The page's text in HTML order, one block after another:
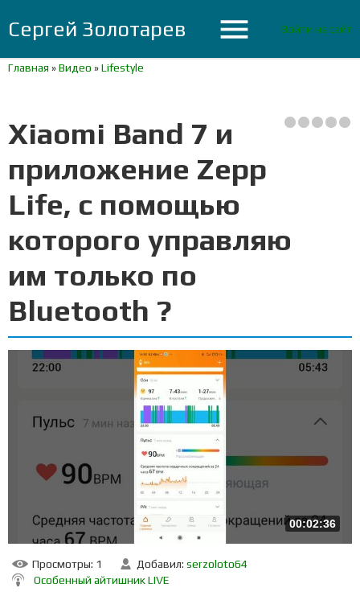
Сергей Золотарев menu Войти на сайт
Главная »Видео »Lifestyle
Xiaomi Band 7 и
приложение Zepp
Life, с помощью
которого управляю
им только по
Bluetooth ?
00:02:36
Просмотры: 1 Добавил: serzoloto64
Особенный айтишник LIVE